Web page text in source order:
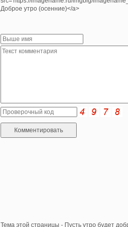
Доброе утро (осенние)</a>
Тема этой страницы - Пусть утро будет